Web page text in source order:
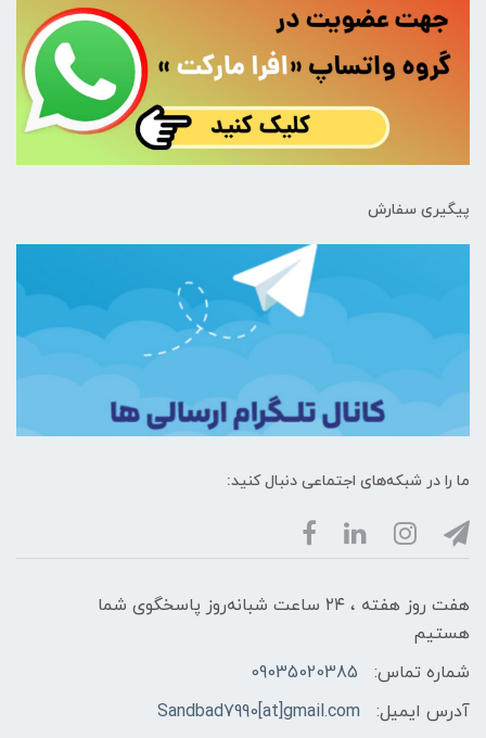
پیگیری سفارش
ما را در شبکه‌های اجتماعی دنبال کنید:
هفت روز هفته ، ۲۴ ساعت شبانه‌روز پاسخگوی شما
هستیم
شماره تماس:
09035020385
آدرس ایمیل:
Sandbad7990[at]gmail.com